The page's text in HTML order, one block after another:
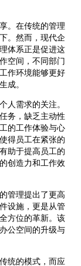
。在传统的管理
。然而，现代企
体系正是促进这
空间，不同部门
作环境能够更好
成。
人需求的关注。
务，缺乏主动性
的工作体验与心
得员工在紧张的
助于提高员工的
创造力和工作效
管理提出了更高
设施，更是从管
方位的革新。该
公空间的升级与
统的模式，而应